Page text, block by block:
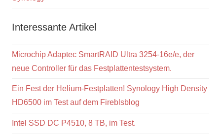
Interessante Artikel
Microchip Adaptec SmartRAID Ultra 3254-16e/e, der
neue Controller für das Festplattentestsystem.
Ein Fest der Helium-Festplatten! Synology High Density
HD6500 im Test auf dem Fireblsblog
Intel SSD DC P4510, 8 TB, im Test.